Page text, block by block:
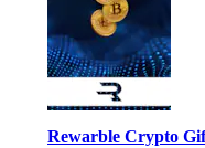
Rewarble Crypto